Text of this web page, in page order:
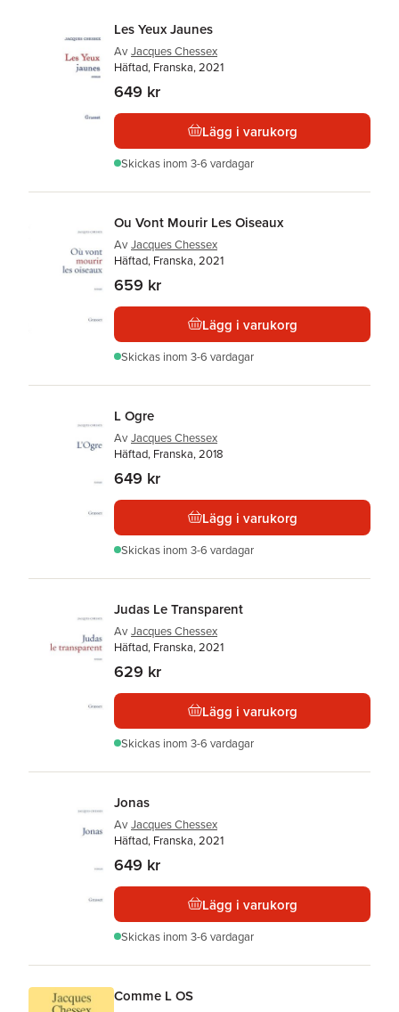
Les Yeux Jaunes
Av Jacques Chessex
Häftad, Franska, 2021
649 kr
Lägg i varukorg
Skickas inom 3-6 vardagar
Ou Vont Mourir Les Oiseaux
Av Jacques Chessex
Häftad, Franska, 2021
659 kr
Lägg i varukorg
Skickas inom 3-6 vardagar
L Ogre
Av Jacques Chessex
Häftad, Franska, 2018
649 kr
Lägg i varukorg
Skickas inom 3-6 vardagar
Judas Le Transparent
Av Jacques Chessex
Häftad, Franska, 2021
629 kr
Lägg i varukorg
Skickas inom 3-6 vardagar
Jonas
Av Jacques Chessex
Häftad, Franska, 2021
649 kr
Lägg i varukorg
Skickas inom 3-6 vardagar
Comme L OS